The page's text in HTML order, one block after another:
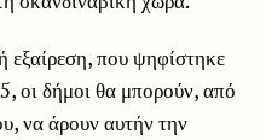
που ψηφίστηκε
οι δήμοι θα μπορούν, από
να άρουν αυτήν την